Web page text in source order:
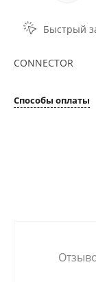
Быстрый
CONNECTOR
Способы оплаты